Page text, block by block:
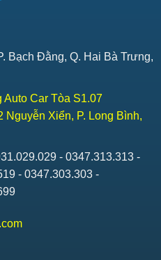
Bạch Đằng, Q. Hai Bà Trưng,
Auto Car Tòa S1.07
Nguyễn Xiển, P. Long Bình,
- 0347.313.313 -
- 0347.303.303 -